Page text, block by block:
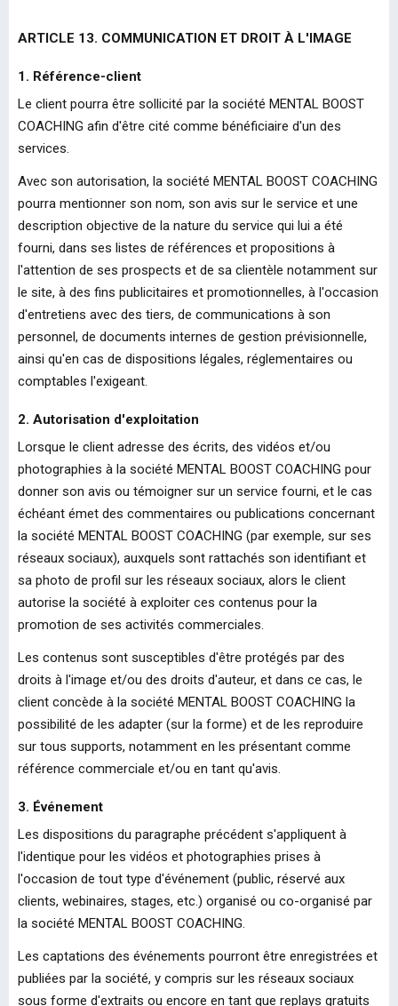
ARTICLE 13. COMMUNICATION ET DROIT À L'IMAGE
1. Référence-client
Le client pourra être sollicité par la société MENTAL BOOST
COACHING afin d'être cité comme bénéficiaire d'un des
services.
Avec son autorisation, la société MENTAL BOOST COACHING
pourra mentionner son nom, son avis sur le service et une
description objective de la nature du service qui lui a été
fourni, dans ses listes de références et propositions à
l'attention de ses prospects et de sa clientèle notamment sur
le site, à des fins publicitaires et promotionnelles, à l'occasion
d'entretiens avec des tiers, de communications à son
personnel, de documents internes de gestion prévisionnelle,
ainsi qu'en cas de dispositions légales, réglementaires ou
comptables l'exigeant.
2. Autorisation d'exploitation
Lorsque le client adresse des écrits, des vidéos et/ou
photographies à la société MENTAL BOOST COACHING pour
donner son avis ou témoigner sur un service fourni, et le cas
échéant émet des commentaires ou publications concernant
la société MENTAL BOOST COACHING (par exemple, sur ses
réseaux sociaux), auxquels sont rattachés son identifiant et
sa photo de profil sur les réseaux sociaux, alors le client
autorise la société à exploiter ces contenus pour la
promotion de ses activités commerciales.
Les contenus sont susceptibles d'être protégés par des
droits à l'image et/ou des droits d'auteur, et dans ce cas, le
client concède à la société MENTAL BOOST COACHING la
possibilité de les adapter (sur la forme) et de les reproduire
sur tous supports, notamment en les présentant comme
référence commerciale et/ou en tant qu'avis.
3. Événement
Les dispositions du paragraphe précédent s'appliquent à
l'identique pour les vidéos et photographies prises à
l'occasion de tout type d'événement (public, réservé aux
clients, webinaires, stages, etc.) organisé ou co-organisé par
la société MENTAL BOOST COACHING.
Les captations des événements pourront être enregistrées et
publiées par la société, y compris sur les réseaux sociaux
sous forme d'extraits ou encore en tant que replays gratuits